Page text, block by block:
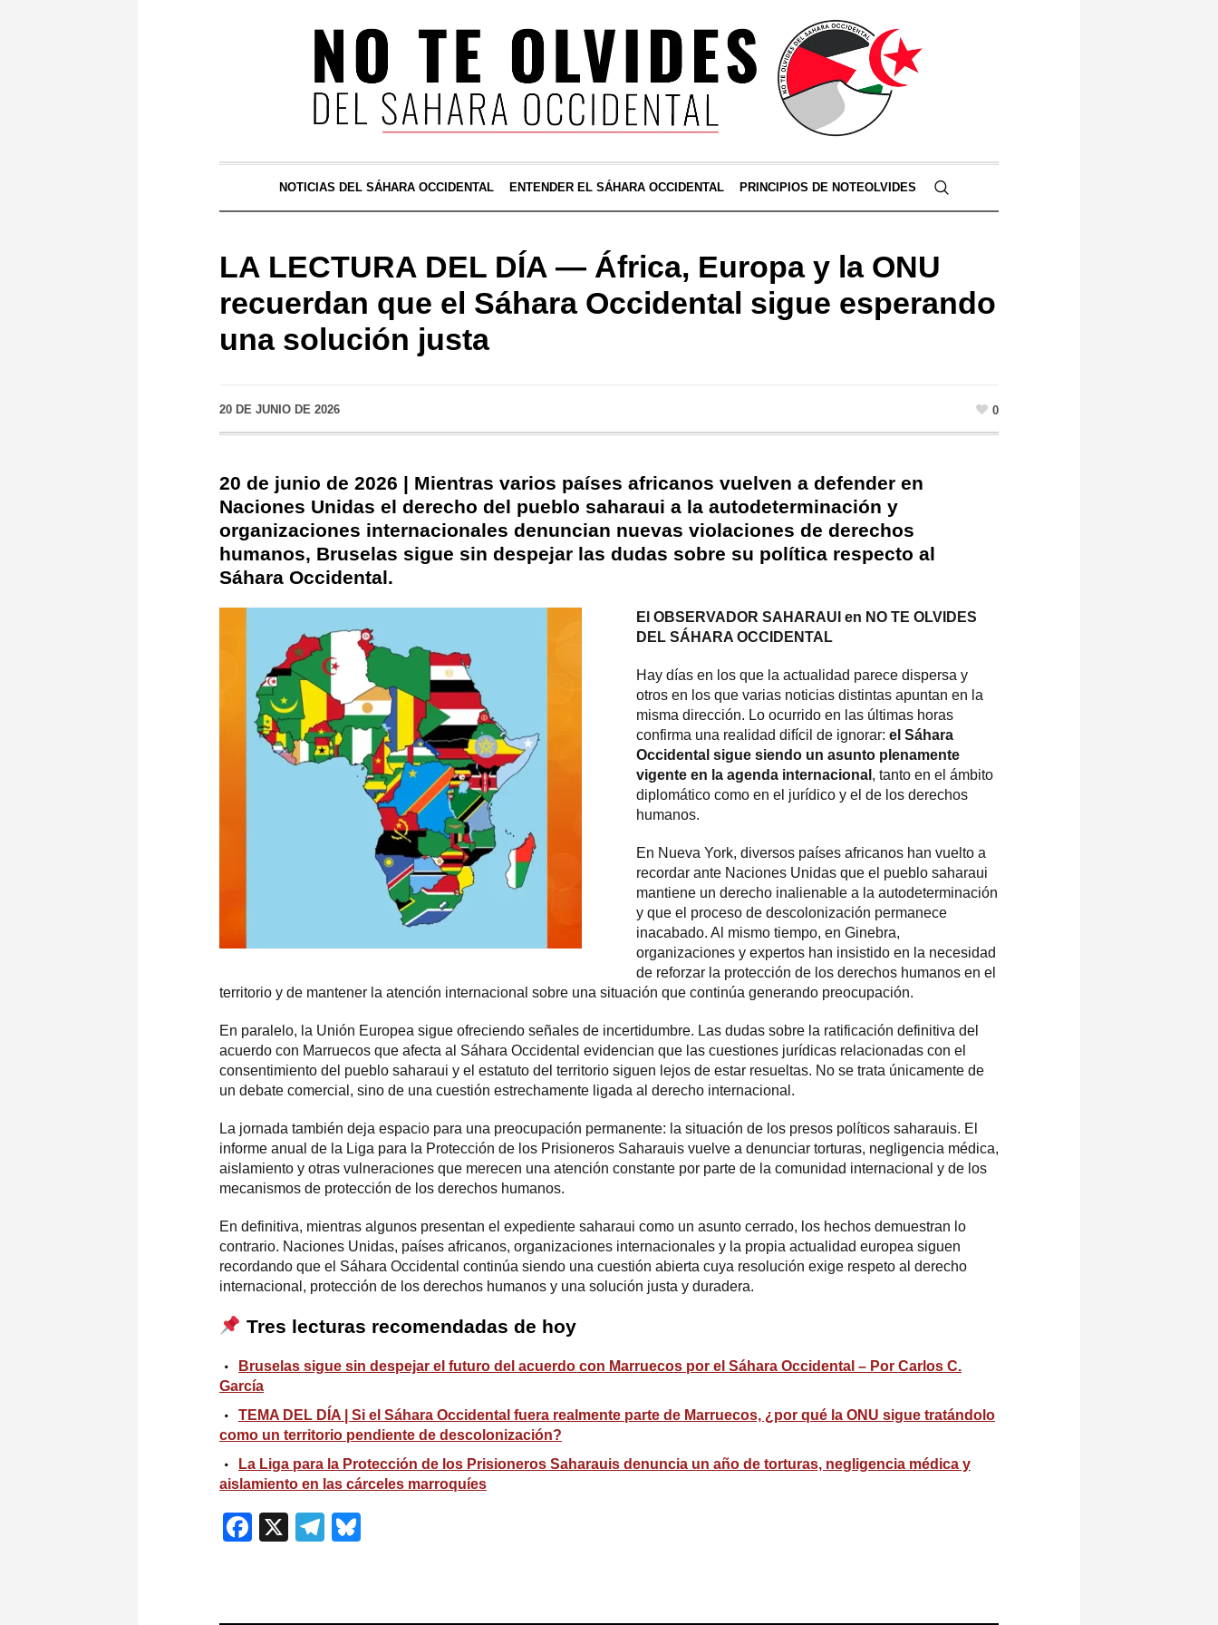
NOTICIAS DEL SÁHARA OCCIDENTAL ENTENDER EL SÁHARA OCCIDENTAL PRINCIPIOS DE NOTEOLVIDES
LA LECTURA DEL DÍA — África, Europa y la ONU
recuerdan que el Sáhara Occidental sigue esperando
una solución justa
20 DE JUNIO DE 2026 0
20 de junio de 2026 | Mientras varios países africanos vuelven a defender en
Naciones Unidas el derecho del pueblo saharaui a la autodeterminación y
organizaciones internacionales denuncian nuevas violaciones de derechos
humanos, Bruselas sigue sin despejar las dudas sobre su política respecto al
Sáhara Occidental.
El OBSERVADOR SAHARAUI en NO TE OLVIDES
DEL SÁHARA OCCIDENTAL
Hay días en los que la actualidad parece dispersa y
otros en los que varias noticias distintas apuntan en la
misma dirección. Lo ocurrido en las últimas horas
confirma una realidad difícil de ignorar: el Sáhara
Occidental sigue siendo un asunto plenamente
vigente en la agenda internacional , tanto en el ámbito
diplomático como en el jurídico y el de los derechos
humanos.
En Nueva York, diversos países africanos han vuelto a
recordar ante Naciones Unidas que el pueblo saharaui
mantiene un derecho inalienable a la autodeterminación
y que el proceso de descolonización permanece
inacabado. Al mismo tiempo, en Ginebra,
organizaciones y expertos han insistido en la necesidad
de reforzar la protección de los derechos humanos en el
territorio y de mantener la atención internacional sobre una situación que continúa generando preocupación.
En paralelo, la Unión Europea sigue ofreciendo señales de incertidumbre. Las dudas sobre la ratificación definitiva del
acuerdo con Marruecos que afecta al Sáhara Occidental evidencian que las cuestiones jurídicas relacionadas con el
consentimiento del pueblo saharaui y el estatuto del territorio siguen lejos de estar resueltas. No se trata únicamente de
un debate comercial, sino de una cuestión estrechamente ligada al derecho internacional.
La jornada también deja espacio para una preocupación permanente: la situación de los presos políticos saharauis. El
informe anual de la Liga para la Protección de los Prisioneros Saharauis vuelve a denunciar torturas, negligencia médica,
aislamiento y otras vulneraciones que merecen una atención constante por parte de la comunidad internacional y de los
mecanismos de protección de los derechos humanos.
En definitiva, mientras algunos presentan el expediente saharaui como un asunto cerrado, los hechos demuestran lo
contrario. Naciones Unidas, países africanos, organizaciones internacionales y la propia actualidad europea siguen
recordando que el Sáhara Occidental continúa siendo una cuestión abierta cuya resolución exige respeto al derecho
internacional, protección de los derechos humanos y una solución justa y duradera.
Tres lecturas recomendadas de hoy
Bruselas sigue sin despejar el futuro del acuerdo con Marruecos por el Sáhara Occidental – Por Carlos C.
García
TEMA DEL DÍA | Si el Sáhara Occidental fuera realmente parte de Marruecos, ¿por qué la ONU sigue tratándolo
como un territorio pendiente de descolonización?
La Liga para la Protección de los Prisioneros Saharauis denuncia un año de torturas, negligencia médica y
aislamiento en las cárceles marroquíes
Facebook
X Telegram